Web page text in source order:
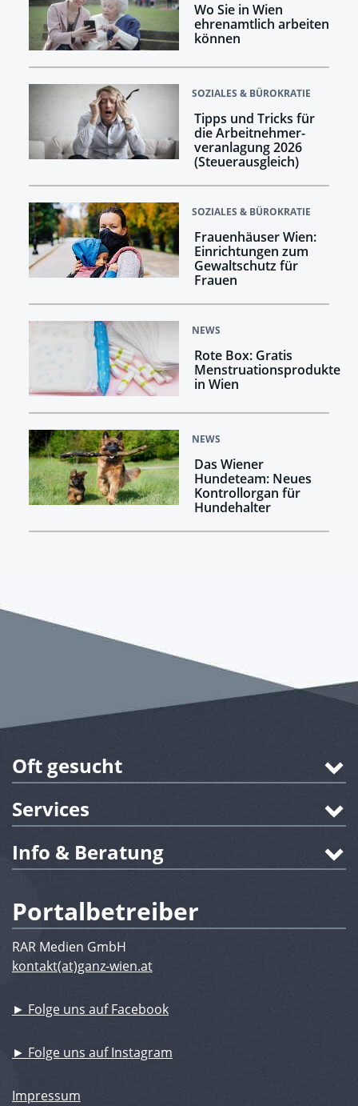
Wo Sie in Wien
ehrenamtlich arbeiten
können
SOZIALES & BÜROKRATIE
Tipps und Tricks für
die Arbeitnehmer­
veranlagung 2026
(Steuerausgleich)
SOZIALES & BÜROKRATIE
Frauenhäuser Wien:
Einrichtungen zum
Gewaltschutz für
Frauen
NEWS
Rote Box: Gratis
Menstruationsprodukte
in Wien
NEWS
Das Wiener
Hundeteam: Neues
Kontrollorgan für
Hundehalter
Oft gesucht
Services
Info & Beratung
Portalbetreiber
RAR Medien GmbH
kontakt(at)ganz-wien.at
► Folge uns auf Facebook
► Folge uns auf Instagram
Impressum